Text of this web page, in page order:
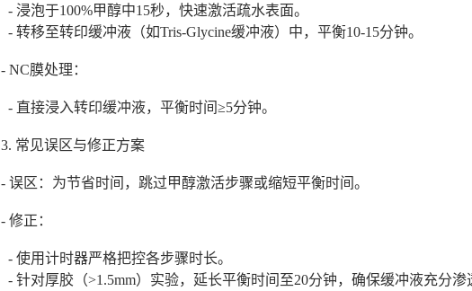
- 浸泡于100%甲醇中15秒，快速激活疏水表面。
- 转移至转印缓冲液（如Tris-Glycine缓冲液）中，平衡10-15分钟。
- NC膜处理：
- 直接浸入转印缓冲液，平衡时间≥5分钟。
3. 常见误区与修正方案
- 误区：为节省时间，跳过甲醇激活步骤或缩短平衡时间。
- 修正：
- 使用计时器严格把控各步骤时长。
- 针对厚胶（>1.5mm）实验，延长平衡时间至20分钟，确保缓冲液充分